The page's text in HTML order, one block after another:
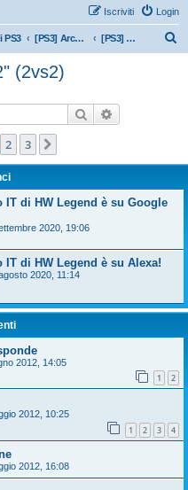
Login
Iscriviti
PS3 [PS3] Archivio tornei [PS3] FIFA 12: "Euro 2012" (2vs2)
(2vs2)
Cerca
2 3
di HW Legend è su Google
2020, 19:06
di HW Legend è su Alexa!
2020, 11:14
2012, 14:05
1 2
2012, 10:25
1 2 3 4
2012, 16:08